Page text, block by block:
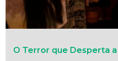
O Terror que Desperta